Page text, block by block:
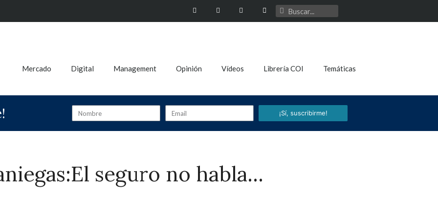
Mercado Digital Management Opinión Vídeos Librería COI Temáticas
¡Sí, suscribirme!
seguro no habla…